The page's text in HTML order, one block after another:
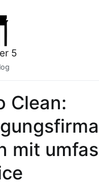
5
Clean:
mit